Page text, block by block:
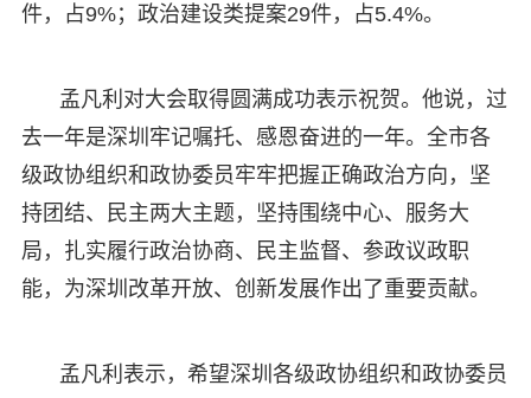
件，占9%；政治建设类提案29件，占5.4%。
孟凡利对大会取得圆满成功表示祝贺。他说，过
去一年是深圳牢记嘱托、感恩奋进的一年。全市各
级政协组织和政协委员牢牢把握正确政治方向，坚
持团结、民主两大主题，坚持围绕中心、服务大
局，扎实履行政治协商、民主监督、参政议政职
能，为深圳改革开放、创新发展作出了重要贡献。
孟凡利表示，希望深圳各级政协组织和政协委员